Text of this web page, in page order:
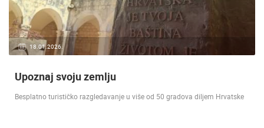
18.01.2026.
Upoznaj svoju zemlju
Besplatno turističko razgledavanje u više od 50 gradova diljem Hrvatske